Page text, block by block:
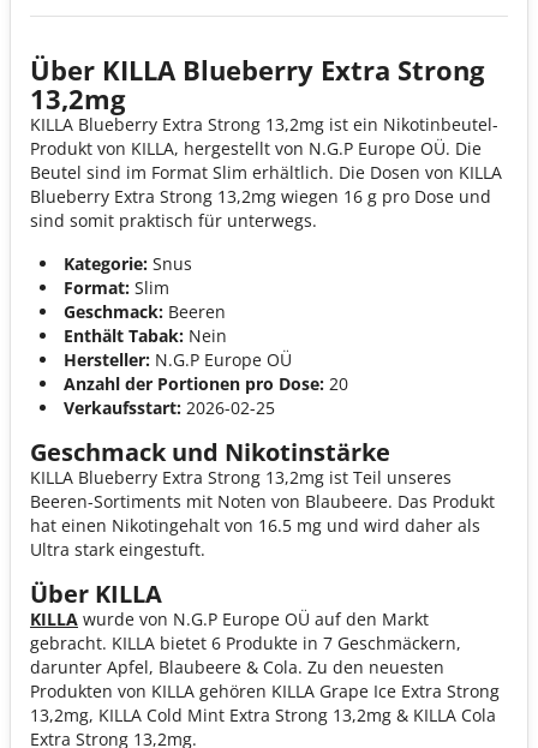
Über KILLA Blueberry Extra Strong
13,2mg
KILLA Blueberry Extra Strong 13,2mg ist ein Nikotinbeutel-
Produkt von KILLA, hergestellt von N.G.P Europe OÜ. Die
Beutel sind im Format Slim erhältlich. Die Dosen von KILLA
Blueberry Extra Strong 13,2mg wiegen 16 g pro Dose und
sind somit praktisch für unterwegs.
Kategorie: Snus
Format: Slim
Geschmack: Beeren
Enthält Tabak: Nein
Hersteller: N.G.P Europe OÜ
Anzahl der Portionen pro Dose: 20
Verkaufsstart: 2026-02-25
Geschmack und Nikotinstärke
KILLA Blueberry Extra Strong 13,2mg ist Teil unseres
Beeren-Sortiments mit Noten von Blaubeere. Das Produkt
hat einen Nikotingehalt von 16.5 mg und wird daher als
Ultra stark eingestuft.
Über KILLA
KILLA wurde von N.G.P Europe OÜ auf den Markt
gebracht. KILLA bietet 6 Produkte in 7 Geschmäckern,
darunter Apfel, Blaubeere & Cola. Zu den neuesten
Produkten von KILLA gehören KILLA Grape Ice Extra Strong
13,2mg, KILLA Cold Mint Extra Strong 13,2mg & KILLA Cola
Extra Strong 13,2mg.